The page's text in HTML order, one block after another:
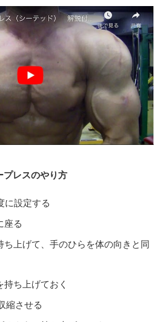
プレスのやり方
に設定する
座る
ち上げて、手のひらを体の向きと同
ち上げておく
縮させる